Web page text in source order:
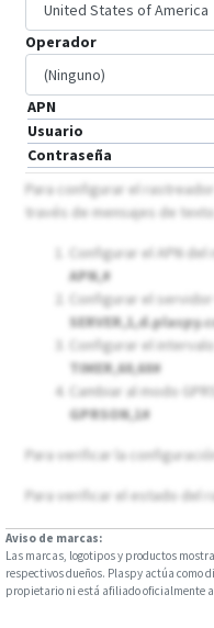
Operador
APN
Usuario
Contraseña
Para configurar el
través de mensajes de texto
Configurar el APN
APN,#
Configurar el servidor
Configurar el
TIMER,60,60#
Cambiar al modo
GPRSON,1#
Para verificar la
Para verificar el estado del
Aviso de marcas:
Las marcas, logotipos y productos
respectivos dueños. Plaspy actúa como
propietario ni está afiliado oficialmente